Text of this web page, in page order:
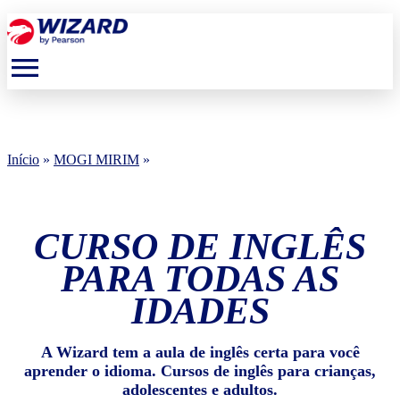
menu
Início » MOGI MIRIM »
CURSO DE INGLÊS
PARA TODAS AS
IDADES
A Wizard tem a aula de inglês certa para você
aprender o idioma. Cursos de inglês para crianças,
adolescentes e adultos.